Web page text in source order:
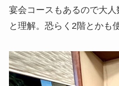
宴会コースもあるので大
と理解。恐らく2階とかも